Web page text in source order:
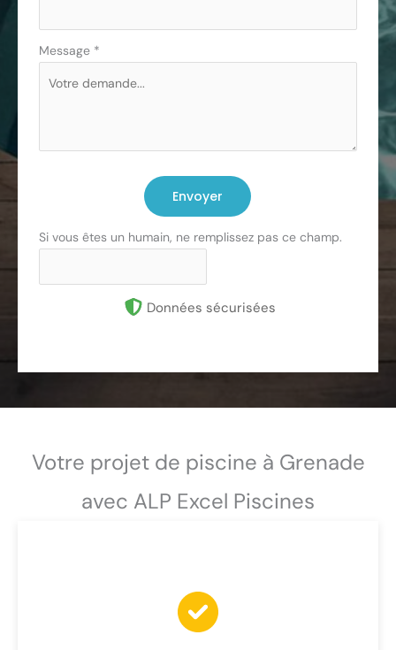
Message *
Envoyer
Si vous êtes un humain, ne remplissez pas ce champ.
Données sécurisées
Votre projet de piscine à Grenade
avec ALP Excel Piscines